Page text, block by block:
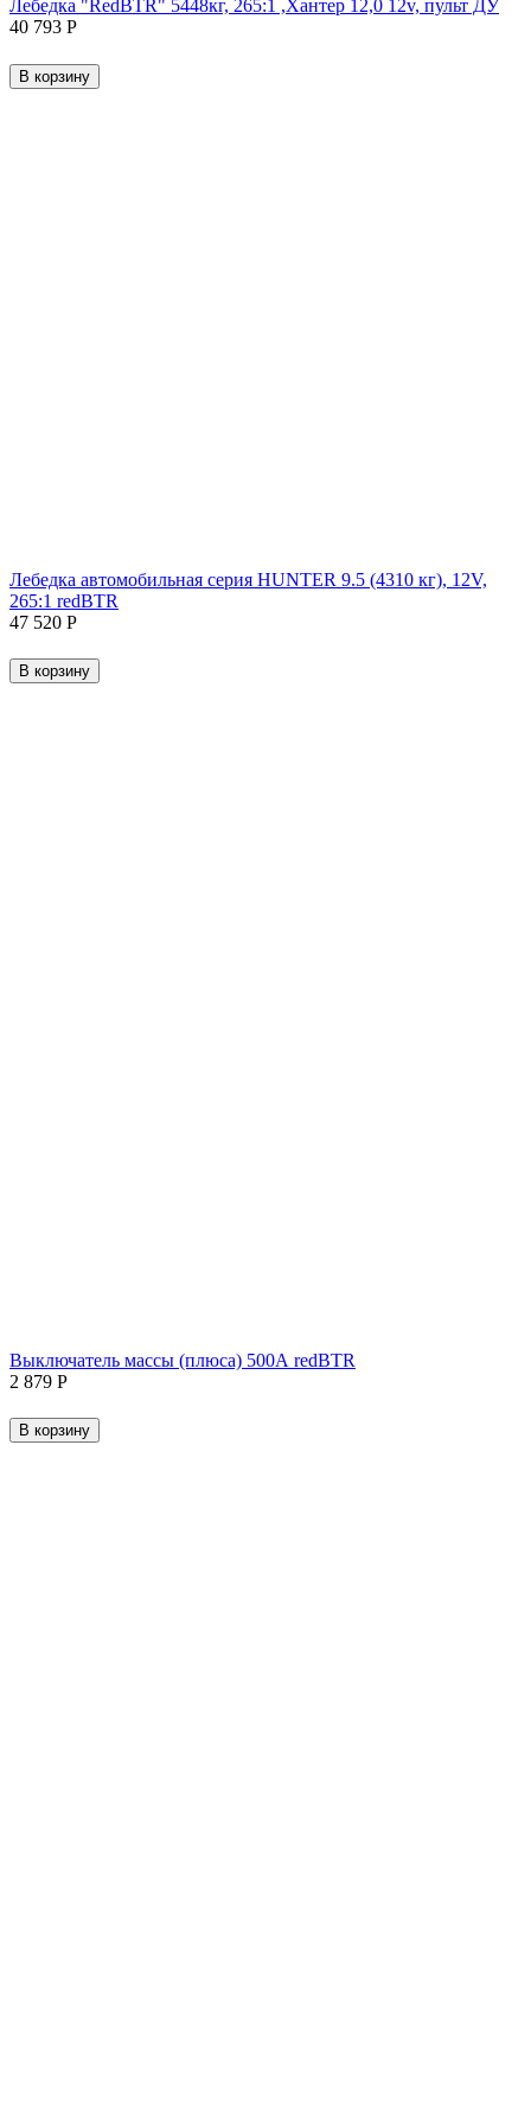
Лебедка "RedBTR" 5448кг, 265:1 ,Хантер 12,0 12v, пульт ДУ
40 793 Р
В корзину
Лебедка автомобильная серия HUNTER 9.5 (4310 кг), 12V,
265:1 redBTR
47 520 Р
В корзину
Выключатель массы (плюса) 500А redBTR
2 879 Р
В корзину